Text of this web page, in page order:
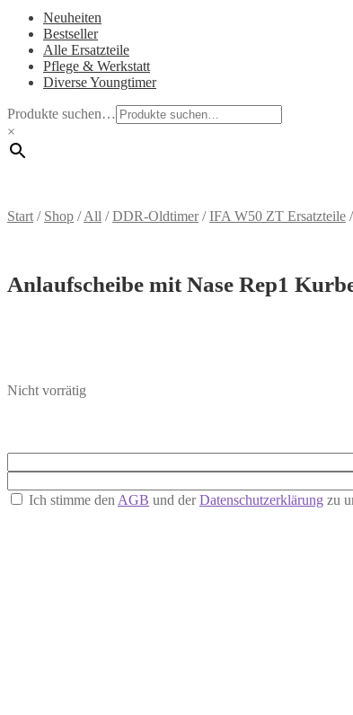
Neuheiten
Bestseller
Alle Ersatzteile
Pflege & Werkstatt
Diverse Youngtimer
Produkte suchen…
×
Start / Shop /All /DDR-Oldtimer/IFA W50 ZT Ersatzteile /
Anlaufscheibe mit Nase Rep1
Nicht vorrätig
Ich stimme den AGB und derDatenschutzerklärung zu